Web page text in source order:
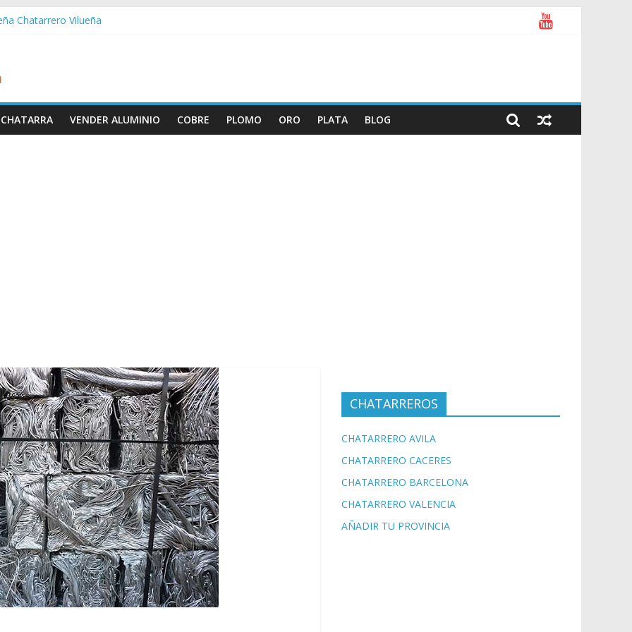
Chatarrero Vilueña
Chatarrero Zaida
Chatarrero Vistabella
VENDER ALUMINIO COBRE PLOMO ORO PLATA BLOG
CHATARREROS
CHATARRERO AVILA
CHATARRERO CACERES
CHATARRERO BARCELONA
CHATARRERO VALENCIA
AÑADIR TU PROVINCIA